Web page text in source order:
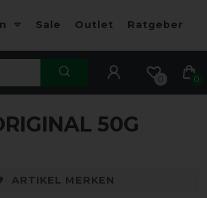
Sale Outlet Ratgeber
0 0
50G
ARTIKEL MERKEN